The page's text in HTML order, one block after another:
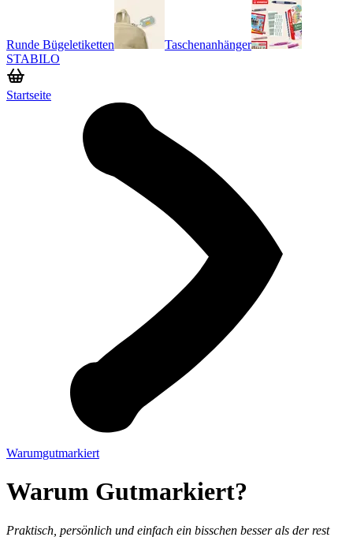
Runde Bügeletiketten
Taschenanhänger
STABILO
Startseite
Warumgutmarkiert
Warum Gutmarkiert?
Praktisch, persönlich und einfach ein bisschen besser als der rest